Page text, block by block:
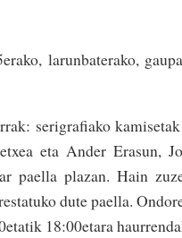
larunbaterako,
serigrafiako
eta Ander Erasun,
paella plazan. Hain
dute paella.
18:00etara